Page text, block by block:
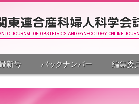
新号 バックナンバー 編集委